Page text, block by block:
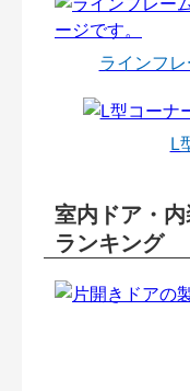
ラインフ
L
室内ドア・
ランキング